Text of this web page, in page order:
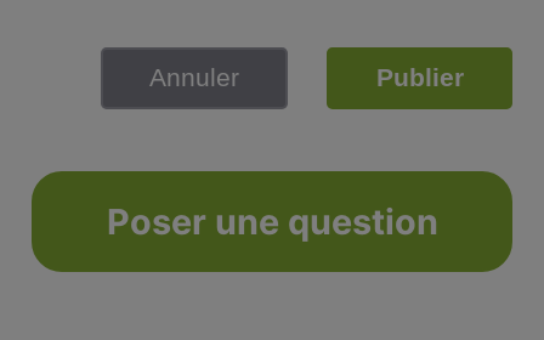
Annuler Publier
Poser une question